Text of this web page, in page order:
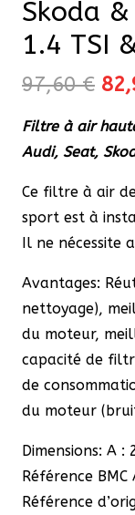
Skoda
1.4 TSI
97,60€ Le
Filtre à air
Audi, Seat,
Ce filtre à air
sport est à
Il ne nécessite
Avantages:
nettoyage),
du moteur,
capacité de
de
du moteur
Dimensions: A :
Référence
Référence